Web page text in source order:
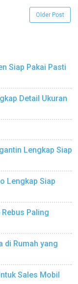
Older Post
Siap Pakai Pasti
Detail Ukuran
Lengkap Siap
Lengkap Siap
Paling
di Rumah yang
Sales Mobil